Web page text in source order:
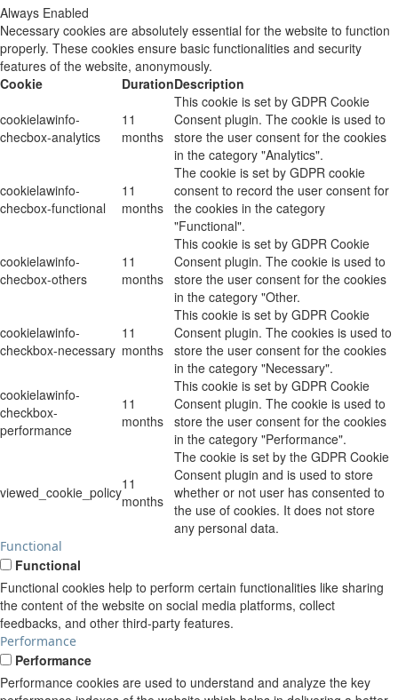
Always Enabled
Necessary cookies are absolutely essential for the website to function
properly. These cookies ensure basic functionalities and security
features of the website, anonymously.
Cookie
DurationDescription
cookielawinfo-
checbox-analytics
11
months
This cookie is set by GDPR Cookie
Consent plugin. The cookie is used to
store the user consent for the cookies
in the category "Analytics".
cookielawinfo-
checbox-functional
11
months
The cookie is set by GDPR cookie
consent to record the user consent for
the cookies in the category
"Functional".
cookielawinfo-
checbox-others
11
months
This cookie is set by GDPR Cookie
Consent plugin. The cookie is used to
store the user consent for the cookies
in the category "Other.
cookielawinfo-
checkbox-necessary
11
months
This cookie is set by GDPR Cookie
Consent plugin. The cookies is used to
store the user consent for the cookies
in the category "Necessary".
cookielawinfo-
checkbox-
performance
11
months
This cookie is set by GDPR Cookie
Consent plugin. The cookie is used to
store the user consent for the cookies
in the category "Performance".
viewed_cookie_policy11
months
The cookie is set by the GDPR Cookie
Consent plugin and is used to store
whether or not user has consented to
the use of cookies. It does not store
any personal data.
Functional
Functional
Functional cookies help to perform certain functionalities like sharing
the content of the website on social media platforms, collect
feedbacks, and other third-party features.
Performance
Performance
Performance cookies are used to understand and analyze the key